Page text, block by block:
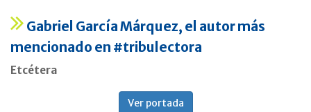
Gabriel García Márquez, el autor más
mencionado en #tribulectora
Etcétera
Ver portada